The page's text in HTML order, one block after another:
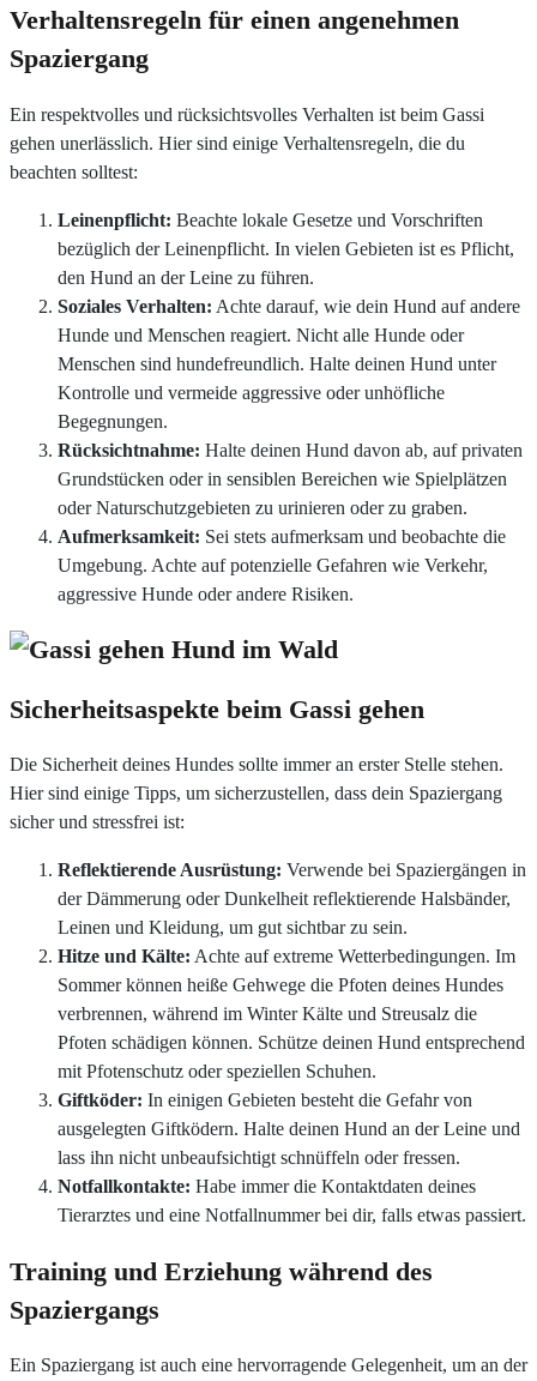
Verhaltensregeln für einen angenehmen
Spaziergang
Ein respektvolles und rücksichtsvolles Verhalten ist beim Gassi
gehen unerlässlich. Hier sind einige Verhaltensregeln, die du
beachten solltest:
Leinenpflicht: Beachte lokale Gesetze und Vorschriften
bezüglich der Leinenpflicht. In vielen Gebieten ist es Pflicht,
den Hund an der Leine zu führen.
Soziales Verhalten: Achte darauf, wie dein Hund auf andere
Hunde und Menschen reagiert. Nicht alle Hunde oder
Menschen sind hundefreundlich. Halte deinen Hund unter
Kontrolle und vermeide aggressive oder unhöfliche
Begegnungen.
Rücksichtnahme: Halte deinen Hund davon ab, auf privaten
Grundstücken oder in sensiblen Bereichen wie Spielplätzen
oder Naturschutzgebieten zu urinieren oder zu graben.
Aufmerksamkeit: Sei stets aufmerksam und beobachte die
Umgebung. Achte auf potenzielle Gefahren wie Verkehr,
aggressive Hunde oder andere Risiken.
Sicherheitsaspekte beim Gassi gehen
Die Sicherheit deines Hundes sollte immer an erster Stelle stehen.
Hier sind einige Tipps, um sicherzustellen, dass dein Spaziergang
sicher und stressfrei ist:
Reflektierende Ausrüstung: Verwende bei Spaziergängen in
der Dämmerung oder Dunkelheit reflektierende Halsbänder,
Leinen und Kleidung, um gut sichtbar zu sein.
Hitze und Kälte: Achte auf extreme Wetterbedingungen. Im
Sommer können heiße Gehwege die Pfoten deines Hundes
verbrennen, während im Winter Kälte und Streusalz die
Pfoten schädigen können. Schütze deinen Hund entsprechend
mit Pfotenschutz oder speziellen Schuhen.
Giftköder: In einigen Gebieten besteht die Gefahr von
ausgelegten Giftködern. Halte deinen Hund an der Leine und
lass ihn nicht unbeaufsichtigt schnüffeln oder fressen.
Notfallkontakte: Habe immer die Kontaktdaten deines
Tierarztes und eine Notfallnummer bei dir, falls etwas passiert.
Training und Erziehung während des
Spaziergangs
Ein Spaziergang ist auch eine hervorragende Gelegenheit, um an der